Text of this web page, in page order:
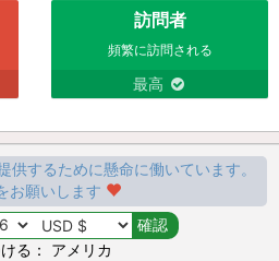
訪問者
頻繁に訪問される
最高
供するために懸命に働いています。
お願いします
る： アメリカ